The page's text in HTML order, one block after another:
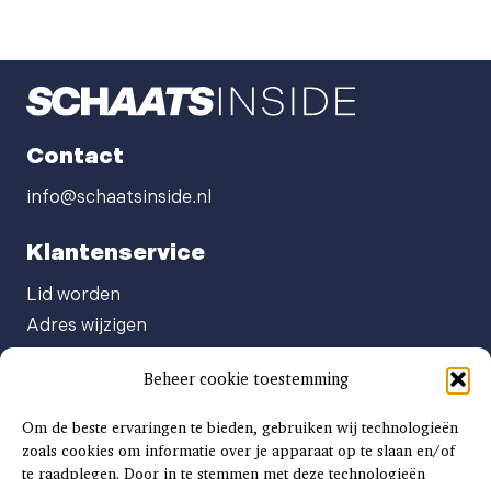
Beheer cookie toestemming
Om de beste ervaringen te bieden, gebruiken wij technologieën
zoals cookies om informatie over je apparaat op te slaan en/of
te raadplegen. Door in te stemmen met deze technologieën
Contact
info@schaatsinside.nl
Klantenservice
Lid worden
Adres wijzigen
Abonnement opzeggen
Afgeven automatische incasso
Factuur betalen